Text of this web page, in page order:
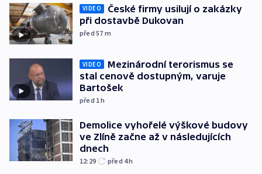
VIDEO
České firmy usilují o zakázky
při dostavbě Dukovan
před 57 m
VIDEO
Mezinárodní terorismus se
stal cenově dostupným, varuje
Bartošek
před 1h
Demolice vyhořelé výškové budovy
ve Zlíně začne až v následujících
dnech
12:29 před 4h